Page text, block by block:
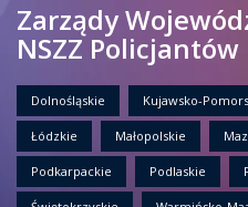
Zarządy
NSZZ Policjantów
Dolnośląskie Kujawsko-
Łódzkie Małopolskie
Podkarpackie Podlaskie